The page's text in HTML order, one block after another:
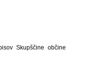
Skupščine občine